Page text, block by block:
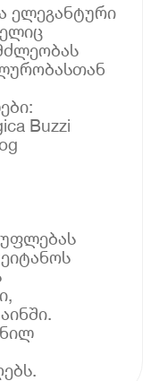
ელეგანტური
Buzzi